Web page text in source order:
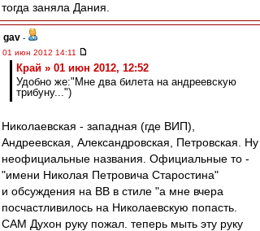
тогда заняла Дания.
gav -
01 июн 2012 14:11
Край » 01 июн 2012, 12:52
Удобно же:"Мне два билета на андреевскую
трибуну...")
Николаевская - западная (где ВИП),
Андреевская, Александровская, Петровская. Ну
неофициальные названия. Официальные то -
"имени Николая Петровича Старостина"
и обсуждения на ВВ в стиле "а мне вчера
посчастливилось на Николаевскую попасть.
САМ Духон руку пожал. теперь мыть эту руку